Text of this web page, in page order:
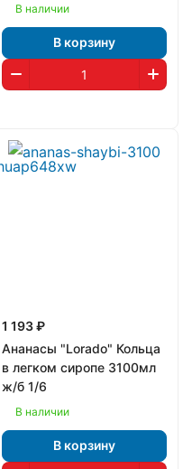
В наличии
В корзину
1 193 ₽
Ананасы "Lorado" Кольца
в легком сиропе 3100мл
ж/б 1/6
В наличии
В корзину